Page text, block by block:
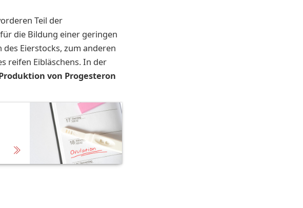
Teil der
die Bildung einer geringen
Eierstocks, zum anderen
reifen Eibläschens. In der
von Progesteron